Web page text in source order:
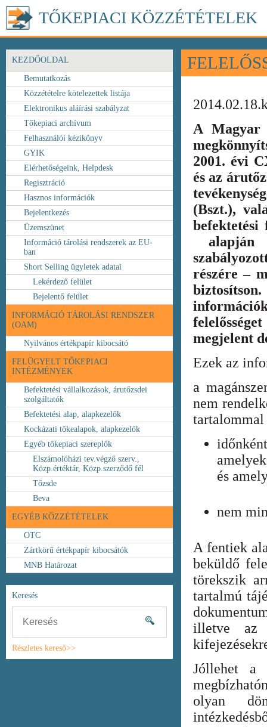
TŐKEPIACI KÖZZÉTÉTELEK
KEZDŐOLDAL
Bemutatkozás
Közzétételre kötelezettek listája
Elektronikus aláírási szabályzat
Tőkepiaci archívum
Felhasználói kézikönyv
GYIK
Elérhetőségeink, Helpdesk
Regisztráció
Hasznos információk
Bejelentkezés
Üzemszünet
Információ tárolási rendszerek az EU-
ban
Short Selling ügyletek adatai
Lekérdező felület
Bejelentő felület
INFORMÁCIÓ TÁROLÁSI RENDSZER
(OAM)
Nyilvános értékpapír kibocsátó
FELÜGYELT TŐKEPIACI
INTÉZMÉNYEK
Befektetési vállalkozások, árutőzsdei
szolgáltatók
Befektetési alap, alapkezelők
Kockázati tőkealapok, alapkezelők
Egyéb tőkepiaci szereplők
Elszámolóházi tev.végző szerv.,
Közp.értéktár, Közp.szerződő fél
Tőzsde
Beva
EGYÉB KÖZZÉTÉTELEK
OTC
Zártkörű értékpapír kibocsátók
MNB Határozat
Keresés
Részletes kereső>>
A Magyar
2001. évi
és az
(Bszt.),
alapján
részére –
megjelent
Ezek az
a
nem
és
nem
A fentiek
beküldő
törekszik
tartalmú
illetve az
Jóllehet a
olyan